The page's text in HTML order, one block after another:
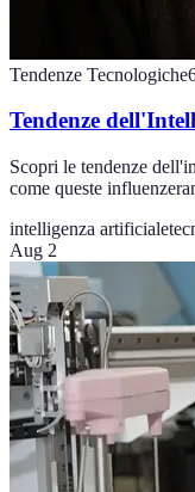
Tendenze Tecnologiche
Tendenze
Scopri le tendenze
come queste
intelligenza artificiale
Aug 2